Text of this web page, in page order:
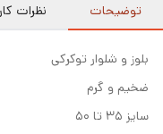
توضیحات نظرات
بلوز و شلوار توکرکی
ضخیم و گرم
سایز ۳۵ تا ۵۰